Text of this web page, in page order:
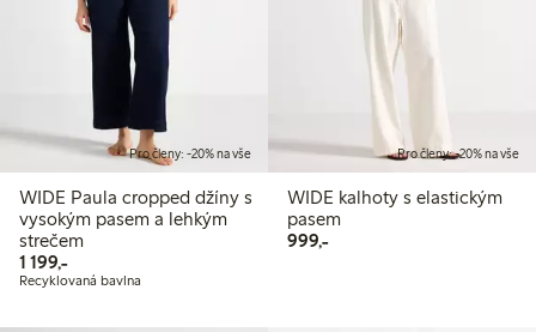
Pro členy: -20% na vše
WIDE Paula cropped džíny s
vysokým pasem a lehkým
strečem
1 199,-1 199,00 Kč
Recyklovaná bavlna
Pro členy: -20% na vše
WIDE kalhoty s elastickým
pasem
999,-999,00 Kč